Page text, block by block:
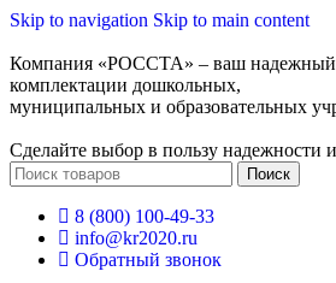
Skip to navigation Skip to main content
Компания «РОССТА» – ваш надежный
комплектации дошкольных,
муниципальных и образовательных
Сделайте выбор в пользу надежности
Поиск
8 (800) 100-49-33
info@kr2020.ru
Обратный звонок